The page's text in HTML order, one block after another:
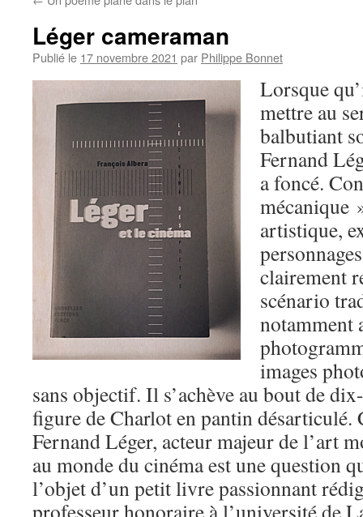
Léger cameraman
Publié le 17 novembre 2021 par Philippe Bonnet
Lorsque
mettre au
balbutiant
Fernand
a foncé.
mécanique
artistique,
clairement
scénario
notamment
images
sans objectif. Il s’achève au bout de
figure de Charlot en pantin désarticulé.
Fernand Léger, acteur majeur de l’art
au monde du cinéma est une question
l’objet d’un petit livre passionnant
professeur honoraire à l’université de